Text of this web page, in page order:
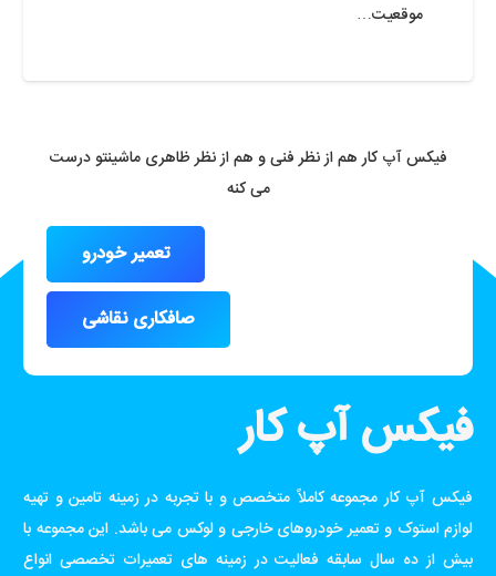
موقعیت…
فیکس آپ کار هم از نظر فنی و هم از نظر ظاهری ماشینتو درست
می کنه
تعمیر خودرو
صافکاری نقاشی
فیکس آپ کار
فیکس آپ کار مجموعه کاملاً متخصص و با تجربه در زمینه تامین و تهیه
لوازم استوک و تعمیر خودروهای خارجی و لوکس می باشد. این مجموعه با
بیش از ده سال سابقه فعالیت در زمینه های تعمیرات تخصصی انواع